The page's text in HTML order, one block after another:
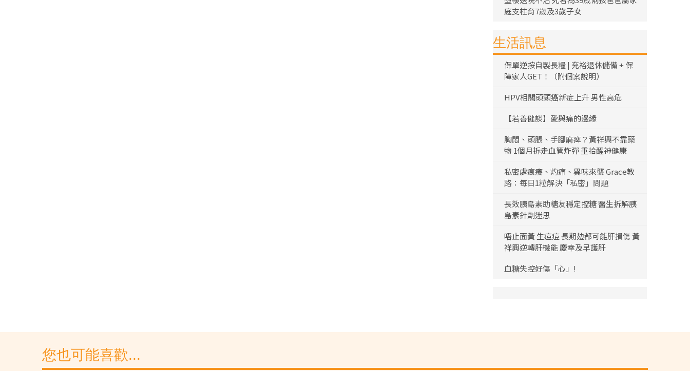
庭支柱育7歲及3歲子女
生活訊息
保單逆按自製長糧 | 充裕退休儲備 + 保
障家人GET！（附個案說明）
HPV相關頭頸癌新症上升 男性高危
【若善健談】愛與痛的邊緣
胸悶、頭脹、手腳麻痺？黃祥興不靠藥
物 1個月拆走血管炸彈 重拾醒神健康
私密處痕癢、灼痛、異味來襲 Grace教
路：每日1粒解決「私密」問題
長效胰島素助糖友穩定控糖 醫生拆解胰
島素針劑迷思
唔止面黃 生痘痘 長期攰都可能肝損傷 黃
祥興逆轉肝機能 慶幸及早護肝
血糖失控好傷「心」!
您也可能喜歡...